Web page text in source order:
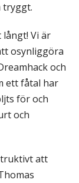
tryggt.
Vi är
osynliggöra
och
ett fåtal har
för och
och
att